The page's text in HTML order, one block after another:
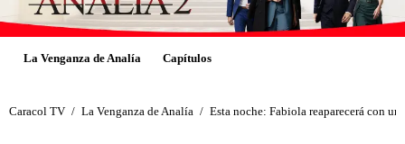
La Venganza de Analía Capítulos
Caracol TV / La Venganza de Analía / Esta noche: Fabiola reaparecerá con